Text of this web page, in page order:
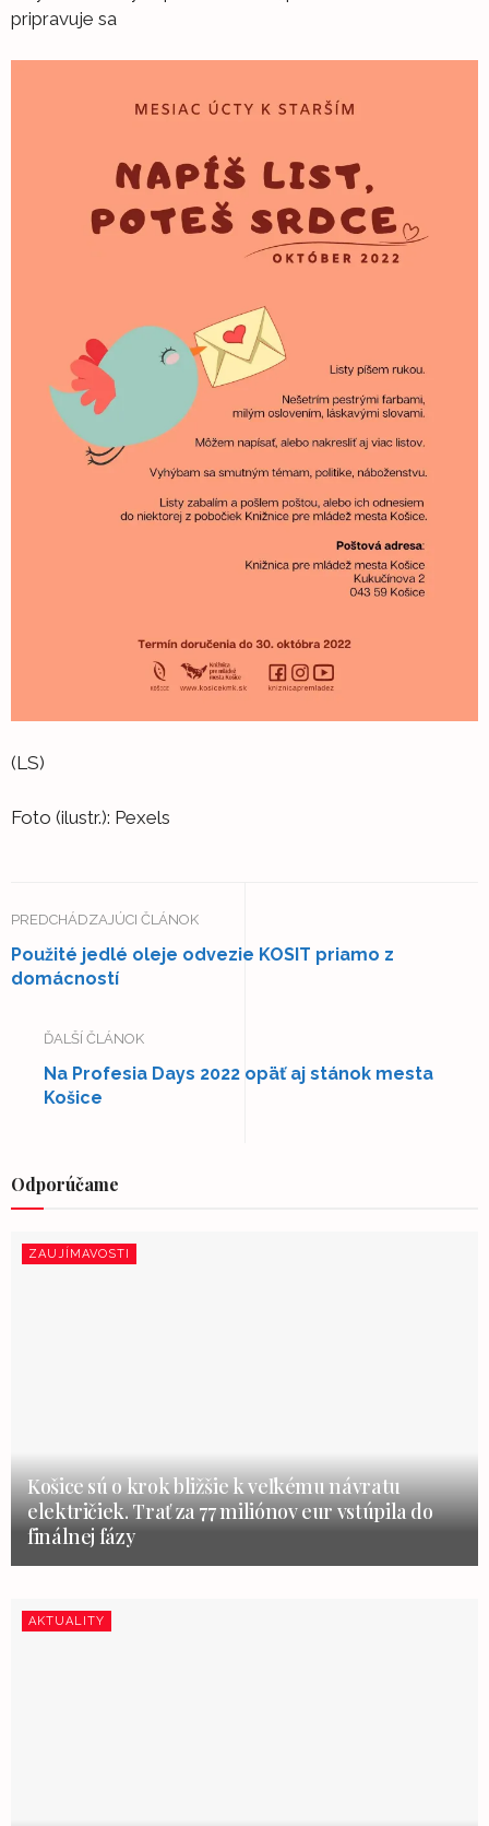
pripravuje sa
(LS)
Foto (ilustr.): Pexels
PREDCHÁDZAJÚCI ČLÁNOK
Použité jedlé oleje odvezie KOSIT priamo z
domácností
ĎALŠÍ ČLÁNOK
Na Profesia Days 2022 opäť aj stánok mesta
Košice
Odporúčame
ZAUJÍMAVOSTI
Košice sú o krok bližšie k veľkému návratu
električiek. Trať za 77 miliónov eur vstúpila do
finálnej fázy
AKTUALITY